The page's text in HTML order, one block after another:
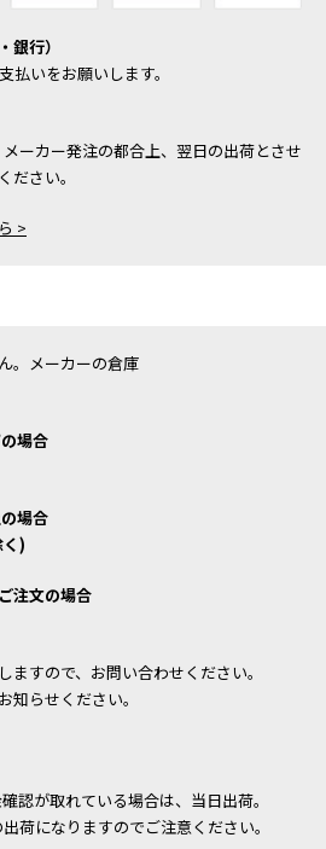
銀行）
払いをお願いします。
ーカー発注の都合上、翌日の出荷とさせ
ださい。
>
。メーカーの倉庫
場合
場合
)
注文の場合
すので、お問い合わせください。
知らせください。
認が取れている場合は、当日出荷。
荷になりますのでご注意ください。